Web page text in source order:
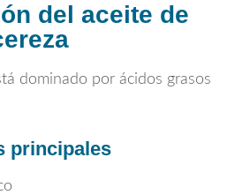
del aceite de
dominado por ácidos grasos
principales